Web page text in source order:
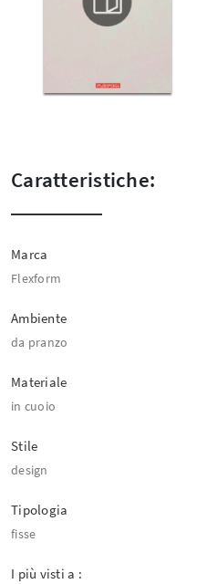
Caratteristiche:
Marca
Flexform
Ambiente
da pranzo
Materiale
in cuoio
Stile
design
Tipologia
fisse
I più visti a :